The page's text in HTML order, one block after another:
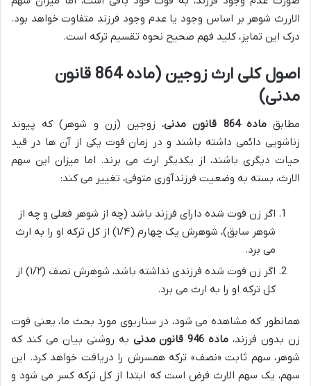
الاررث شوهر بر اساس وجود یا عدم وجود فرزند متفاوت خواهد بود.
درک این تمایز، کلید فهم صحیح نحوه تقسیم ترکه است.
اصول کلی ارث زوجین (ماده 864 قانون
مدنی)
مطابقماده 864 قانون مدنی
، زوجین (زن و شوهر) که پیوند
زناشویی دائمی داشته باشند و در زمان فوت یکی از آن ها در قید
حیات دیگری باشند، از یکدیگر ارث می برند. اما میزان این سهم
الارث، بسته به وضعیت فرزندآوری متوفی، تغییر می کند:
اگر زن فوت شده دارای فرزند باشد (چه از شوهر فعلی و چه از
شوهر سابق)، شوهرش یک چهارم (۱/۴) از کل ترکه او را به ارث
می برد.
اگر زن فوت شده فرزندی نداشته باشد، شوهرش نصف (۱/۲) از
کل ترکه او را به ارث می برد.
همانطور که مشاهده می شود، در سناریوی مورد بحث ما، یعنی فوت
زن بدون فرزند، ماده 946 قانون مدنی
به روشنی بیان می کند که
شوهر، سهم ثابت «نصف» ترکه همسرش را دریافت خواهد کرد. این
سهم، یک سهم الارث فرض است که ابتدا از کل ترکه کسر می شود و